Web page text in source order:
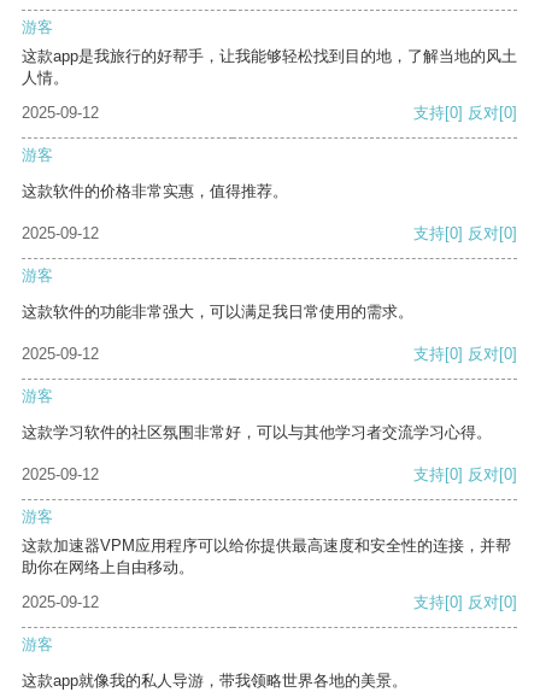
游客
这款app是我旅行的好帮手，让我能够轻松找到目的地，了解当地的风土
人情。
2025-09-12
支持[0] 反对[0]
游客
这款软件的价格非常实惠，值得推荐。
2025-09-12 支持[0] 反对[0]
游客
这款软件的功能非常强大，可以满足我日常使用的需求。
2025-09-12 支持[0] 反对[0]
游客
这款学习软件的社区氛围非常好，可以与其他学习者交流学习心得。
2025-09-12 支持[0] 反对[0]
游客
这款加速器VPM应用程序可以给你提供最高速度和安全性的连接，并帮
助你在网络上自由移动。
2025-09-12
支持[0] 反对[0]
游客
这款app就像我的私人导游，带我领略世界各地的美景。